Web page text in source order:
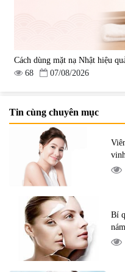
Cách dùng mặt nạ Nhật hiệu
68
07/08/2026
Tin cùng chuyên mục
Bí